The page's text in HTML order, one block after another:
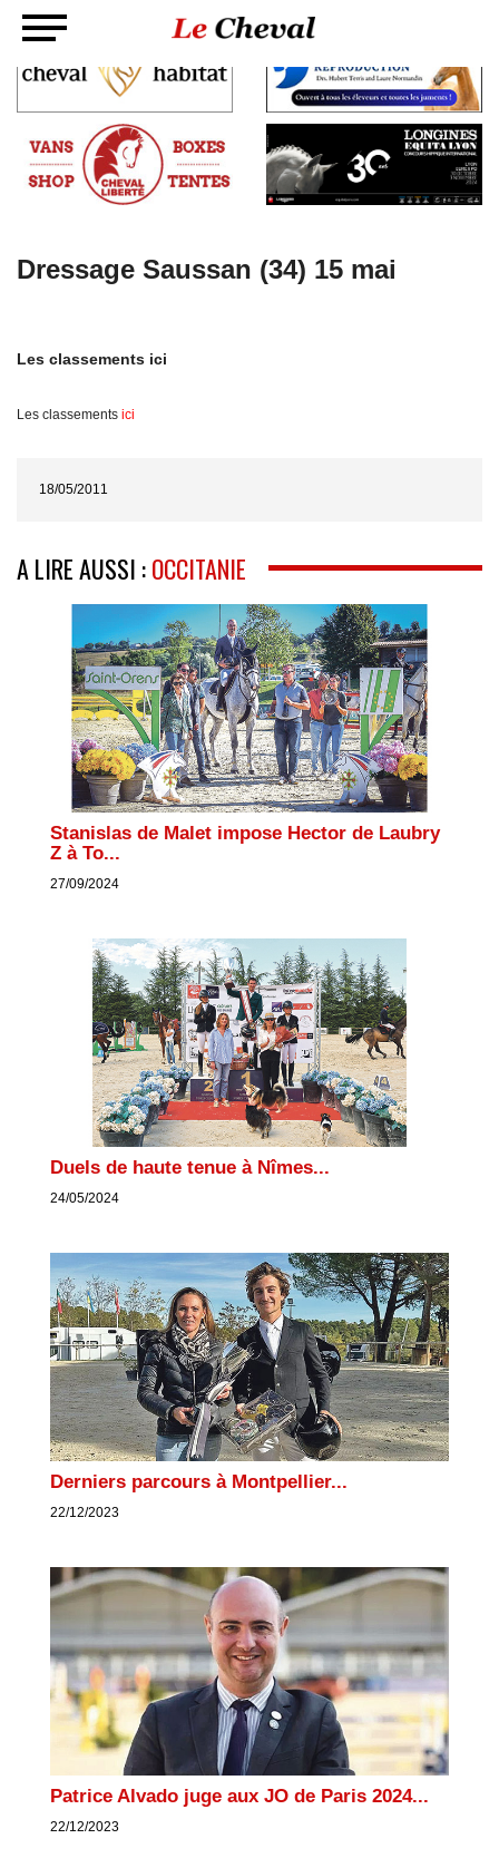
Dressage Saussan (34) 15 mai
Les classements ici
Les classements ici
18/05/2011
A LIRE AUSSI :OCCITANIE
Stanislas de Malet impose Hector de Laubry
Z à To...
27/09/2024
Duels de haute tenue à Nîmes...
24/05/2024
Derniers parcours à Montpellier...
22/12/2023
Patrice Alvado juge aux JO de Paris 2024...
22/12/2023